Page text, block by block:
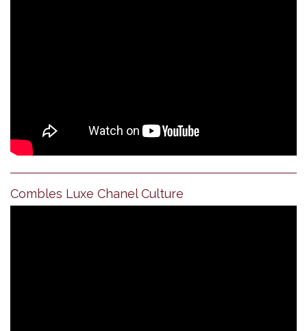
Combles Luxe Chanel Culture